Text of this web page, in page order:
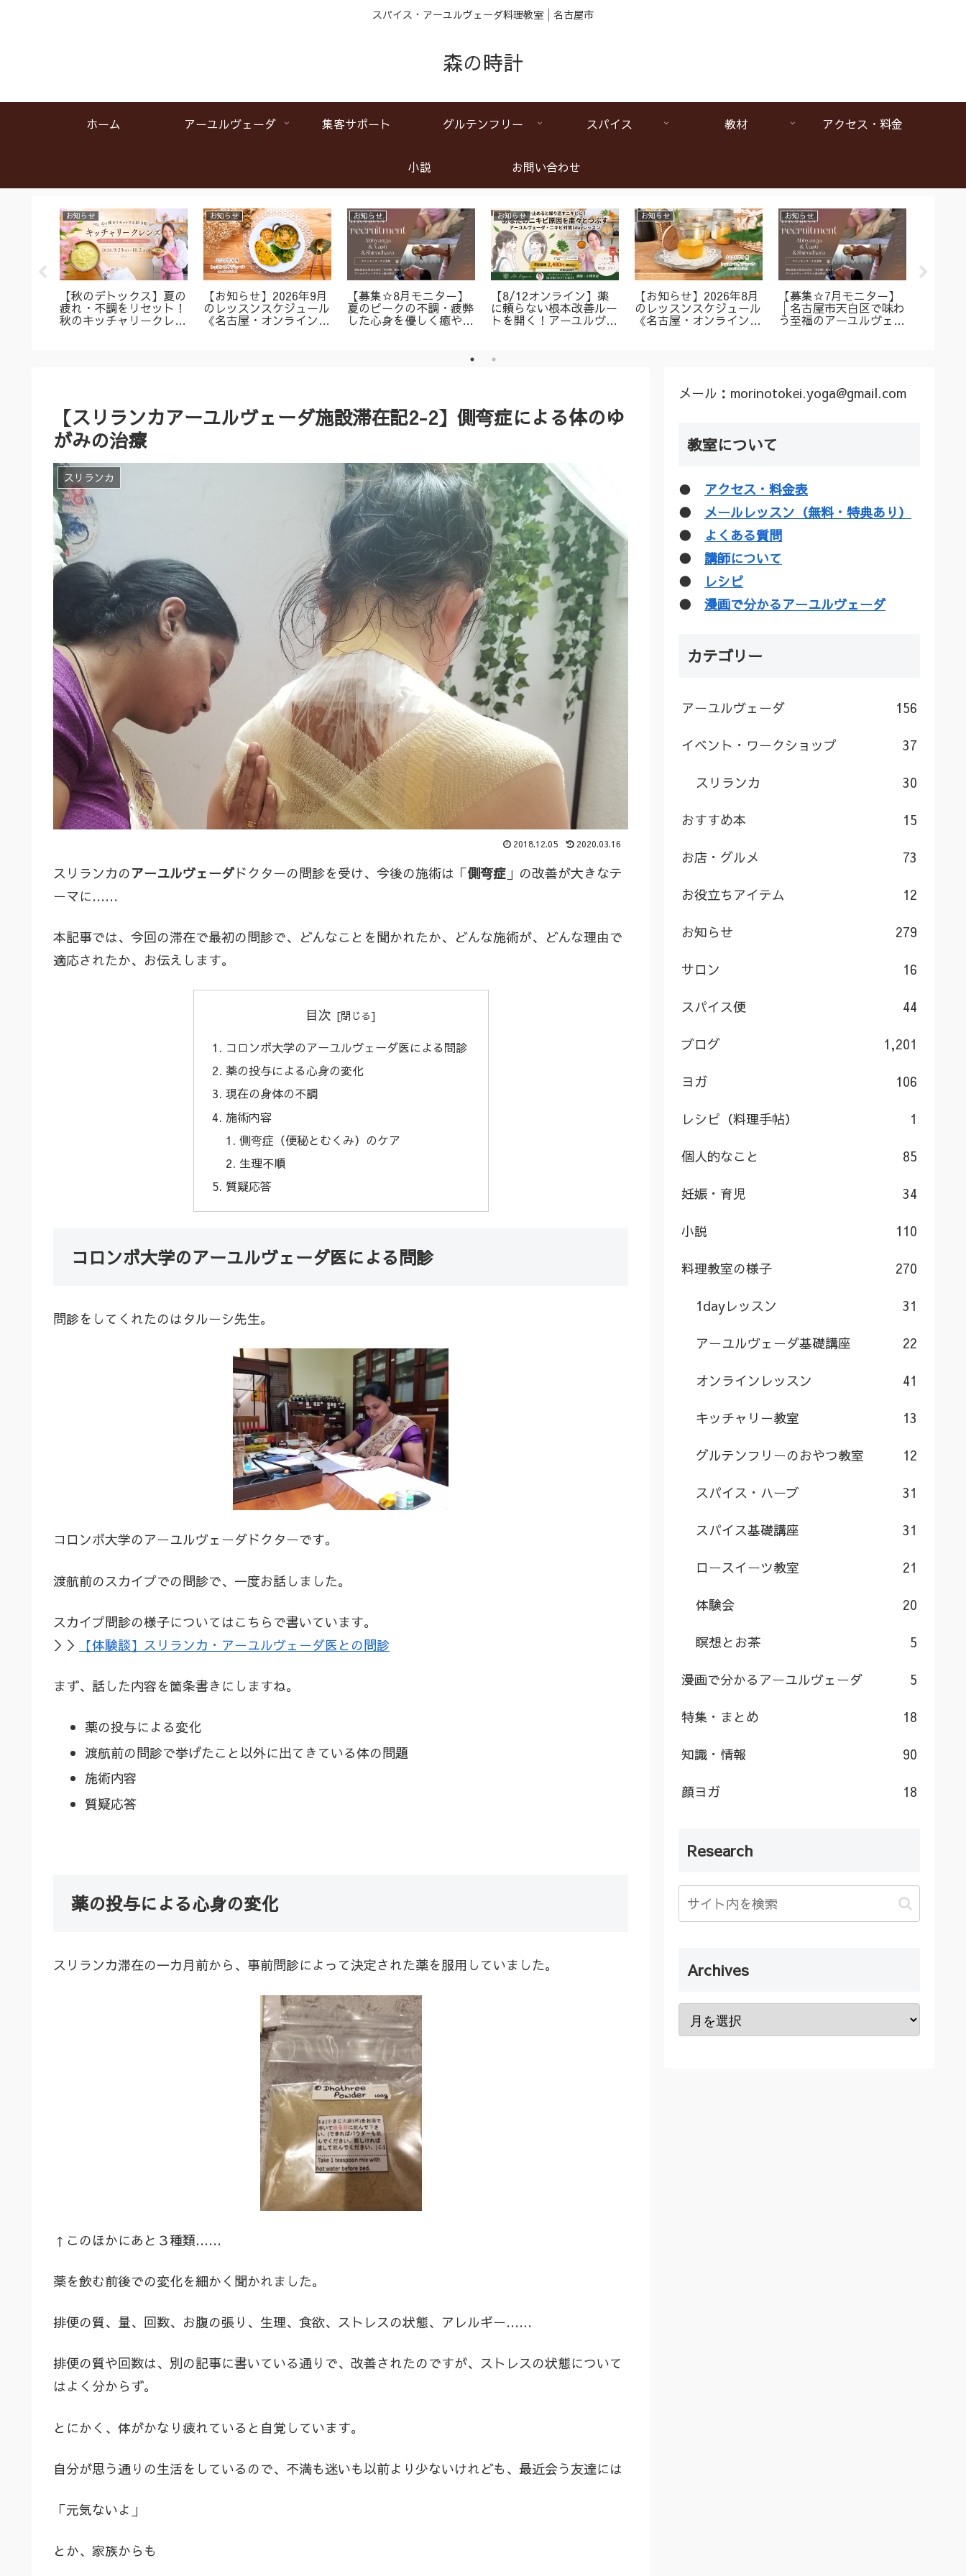
スパイス・アーユルヴェーダ料理教室│名古屋市
森の時計
ホーム アーユルヴェーダ 集客サポート グルテンフリー スパイス 教材 アクセス・料金
小説 お問い合わせ
お知らせ
【秋のデトックス】夏の
疲れ・不調をリセット！
秋のキッチャリークレン
お知らせ
【お知らせ】2026年9月
のレッスンスケジュール
《名古屋・オンラインア
お知らせ
【募集☆8月モニター】
夏のピークの不調・疲弊
した心身を優しく癒やす
お知らせ
【8/12オンライン】薬
に頼らない根本改善ルー
トを開く！アーユルヴェ
付き）
お知らせ
【お知らせ】2026年8月
のレッスンスケジュール
《名古屋・オンラインア
お知らせ
【募集☆7月モニター】
│名古屋市天白区で味わ
う至福のアーユルヴェー
【スリランカアーユルヴェーダ施設滞在記2-2】側弯症による体のゆ
がみの治療
スリランカ
2018.12.05 2020.03.16
スリランカのアーユルヴェーダドクターの問診を受け、今後の施術は「側弯症 」の改善が大きなテ
ーマに……
本記事では、今回の滞在で最初の問診で、どんなことを聞かれたか、どんな施術が、どんな理由で
適応されたか、お伝えします。
目次
コロンボ大学のアーユルヴェーダ医による問診
薬の投与による心身の変化
現在の身体の不調
施術内容
側弯症（便秘とむくみ）のケア
生理不順
質疑応答
コロンボ大学のアーユルヴェーダ医による問診
問診をしてくれたのはタルーシ先生。
コロンボ大学のアーユルヴェーダドクターです。
渡航前のスカイプでの問診で、一度お話しました。
スカイプ問診の様子についてはこちらで書いています。
＞＞
【体験談】スリランカ・アーユルヴェーダ医との問診
まず、話した内容を箇条書きにしますね。
薬の投与による変化
渡航前の問診で挙げたこと以外に出てきている体の問題
施術内容
質疑応答
薬の投与による心身の変化
スリランカ滞在の一カ月前から、事前問診によって決定された薬を服用していました。
↑このほかにあと３種類……
薬を飲む前後での変化を細かく聞かれました。
排便の質、量、回数、お腹の張り、生理、食欲、ストレスの状態、アレルギー……
排便の質や回数は、別の記事に書いている通りで、改善されたのですが、ストレスの状態について
はよく分からず。
とにかく、体がかなり疲れていると自覚しています。
自分が思う通りの生活をしているので、不満も迷いも以前より少ないけれども、最近会う友達には
「元気ないよ」
とか、家族からも
メール：morinotokei.yoga@gmail.com
教室について
● アクセス・料金表
● メールレッスン（無料・特典あり）
●
よくある質問
● 講師について
●
レシピ
● 漫画で分かるアーユルヴェーダ
カテゴリー
アーユルヴェーダ 156
イベント・ワークショップ 37
スリランカ 30
おすすめ本 15
お店・グルメ 73
お役立ちアイテム 12
お知らせ 279
サロン 16
スパイス便 44
ブログ 1,201
ヨガ 106
レシピ（料理手帖） 1
個人的なこと 85
妊娠・育児 34
小説 110
料理教室の様子 270
1dayレッスン 31
アーユルヴェーダ基礎講座 22
オンラインレッスン 41
キッチャリー教室 13
グルテンフリーのおやつ教室 12
スパイス・ハーブ 31
スパイス基礎講座 31
ロースイーツ教室 21
体験会 20
瞑想とお茶 5
漫画で分かるアーユルヴェーダ 5
特集・まとめ 18
知識・情報 90
顔ヨガ 18
Research
Archives